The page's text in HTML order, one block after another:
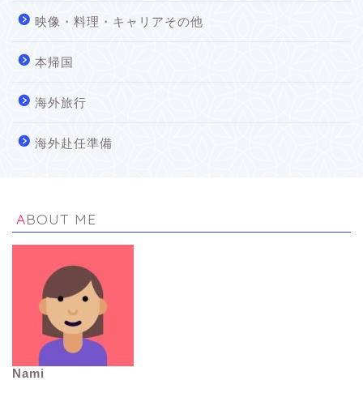
映像・料理・キャリアその他
本帰国
海外旅行
海外赴任準備
ABOUT ME
Nami